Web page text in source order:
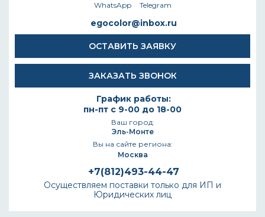
WhatsApp Telegram
egocolor@inbox.ru
ОСТАВИТЬ ЗАЯВКУ
ЗАКАЗАТЬ ЗВОНОК
График работы:
пн-пт с 9-00 до 18-00
Ваш город:
Эль-Монте
Вы на сайте региона:
Москва
+7(812)493-44-47
Осуществляем поставки только для ИП и
Юридических лиц